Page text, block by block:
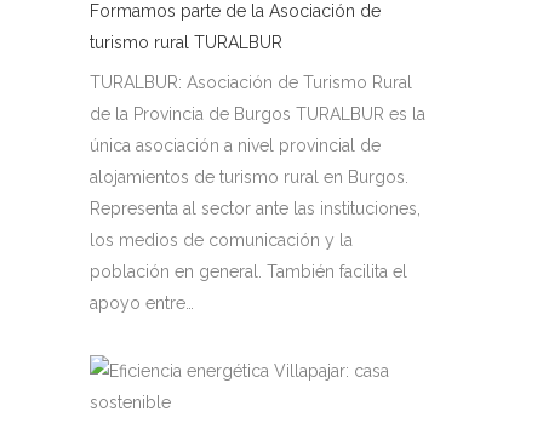
Formamos parte de la Asociación de
turismo rural TURALBUR
TURALBUR: Asociación de Turismo Rural
de la Provincia de Burgos TURALBUR es la
única asociación a nivel provincial de
alojamientos de turismo rural en Burgos.
Representa al sector ante las instituciones,
los medios de comunicación y la
población en general. También facilita el
apoyo entre…